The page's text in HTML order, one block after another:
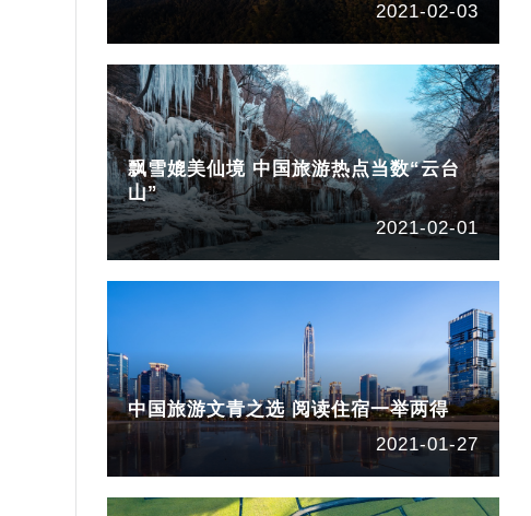
2021-02-03
飘雪媲美仙境 中国旅游热点当数“云台
山”
2021-02-01
中国旅游文青之选 阅读住宿一举两得
2021-01-27